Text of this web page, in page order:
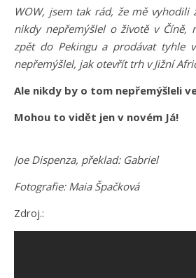
WOW, jsem tak rád, že mě vyhodili
nikdy nepřemýšlel o životě v Číně,
zpět do Pekingu a prodávat tyhle
nepřemýšlel, jak otevřít trh v Jižní
Ale nikdy by o tom nepřemýšleli
Mohou to vidět jen v novém Já!
Joe Dispenza, překlad: Gabriel
Fotografie: Maia Špačková
Zdroj.: